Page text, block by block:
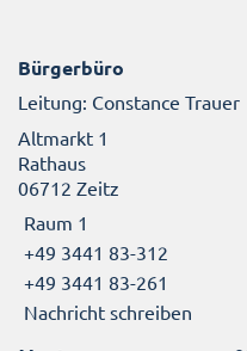
Bürgerbüro
Leitung: Constance Trauer
Altmarkt 1
Rathaus
06712 Zeitz
Raum 1
+49 3441 83-312
+49 3441 83-261
Nachricht schreiben